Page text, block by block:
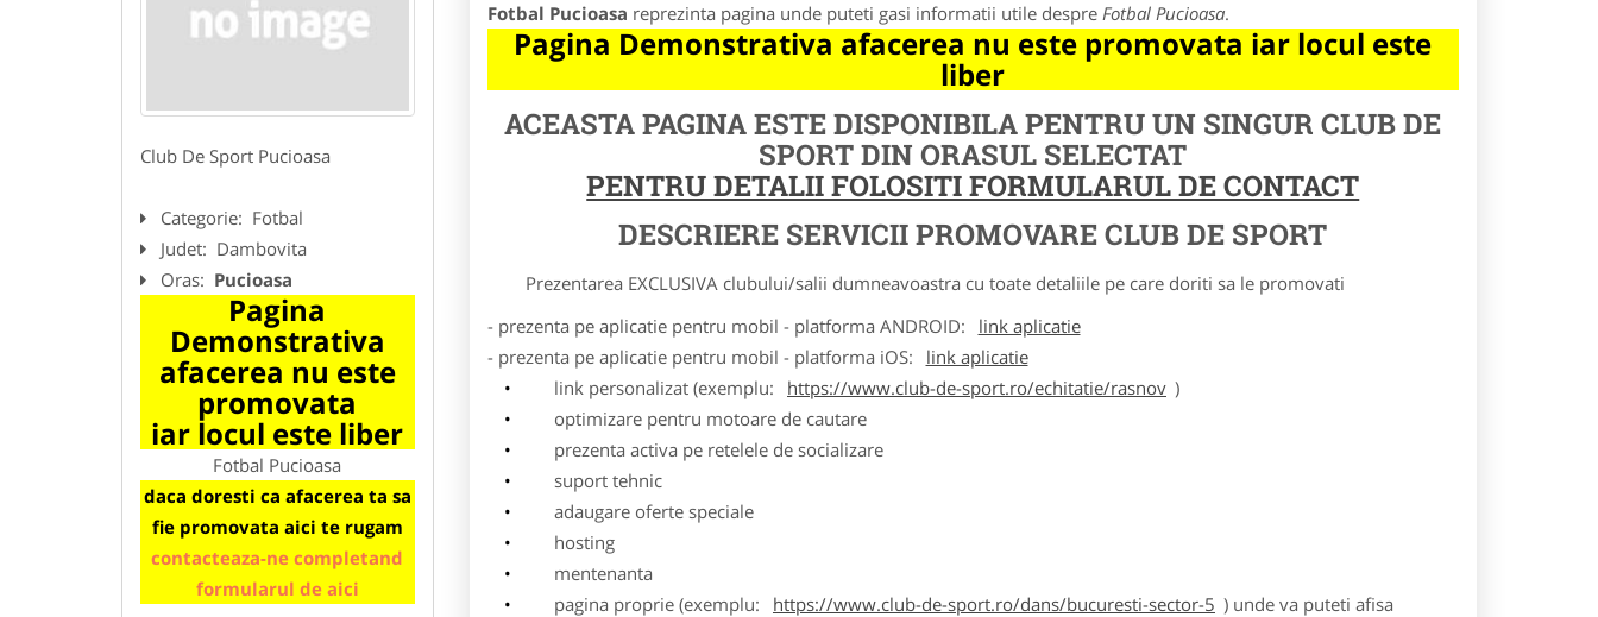
Club De Sport Pucioasa
Categorie: Fotbal
Judet: Dambovita
Oras: Pucioasa
Pagina
Demonstrativa
afacerea nu este
promovata
iar locul este liber
Fotbal Pucioasa
daca doresti ca afacerea ta sa
fie promovata aici te rugam
contacteaza-ne completand
formularul de aici
Fotbal Pucioasa reprezinta pagina unde puteti gasi informatii utile despre Fotbal Pucioasa.
Pagina Demonstrativa afacerea nu este promovata iar locul este
liber
ACEASTA PAGINA ESTE DISPONIBILA PENTRU UN SINGUR CLUB DE
SPORT DIN ORASUL SELECTAT
PENTRU DETALII FOLOSITI FORMULARUL DE CONTACT
DESCRIERE SERVICII PROMOVARE CLUB DE SPORT
Prezentarea EXCLUSIVA clubului/salii dumneavoastra cu toate detaliile pe care doriti sa le promovati
- prezenta pe aplicatie pentru mobil - platforma ANDROID:
link aplicatie
- prezenta pe aplicatie pentru mobil - platforma iOS:
link aplicatie
link personalizat (exemplu:
https://www.club-de-sport.ro/echitatie/rasnov )
optimizare pentru motoare de cautare
prezenta activa pe retelele de socializare
suport tehnic
adaugare oferte speciale
hosting
mentenanta
pagina proprie (exemplu:
https://www.club-de-sport.ro/dans/bucuresti-sector-5 ) unde va puteti afisa